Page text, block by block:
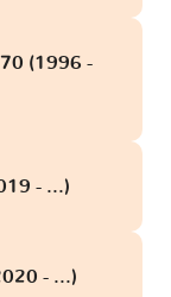
(1996 -
- ...)
- ...)